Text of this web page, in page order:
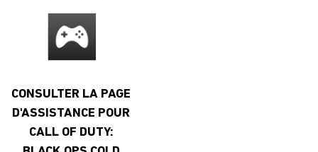
CONSULTER LA PAGE
D'ASSISTANCE POUR
CALL OF DUTY: